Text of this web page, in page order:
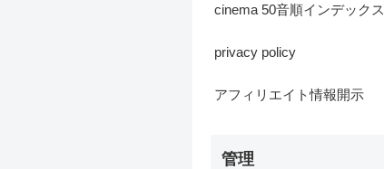
cinema 50音順インデックス
privacy policy
アフィリエイト情報開示
管理